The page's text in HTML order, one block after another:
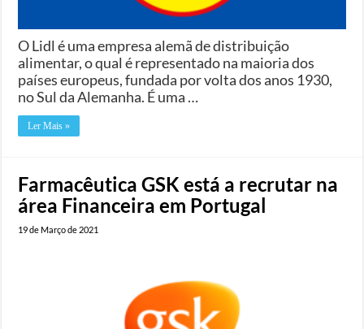
O Lidl é uma empresa alemã de distribuição
alimentar, o qual é representado na maioria dos
países europeus, fundada por volta dos anos 1930,
no Sul da Alemanha. É uma …
Ler Mais »
Farmacêutica GSK está a recrutar na
área Financeira em Portugal
19 de Março de 2021